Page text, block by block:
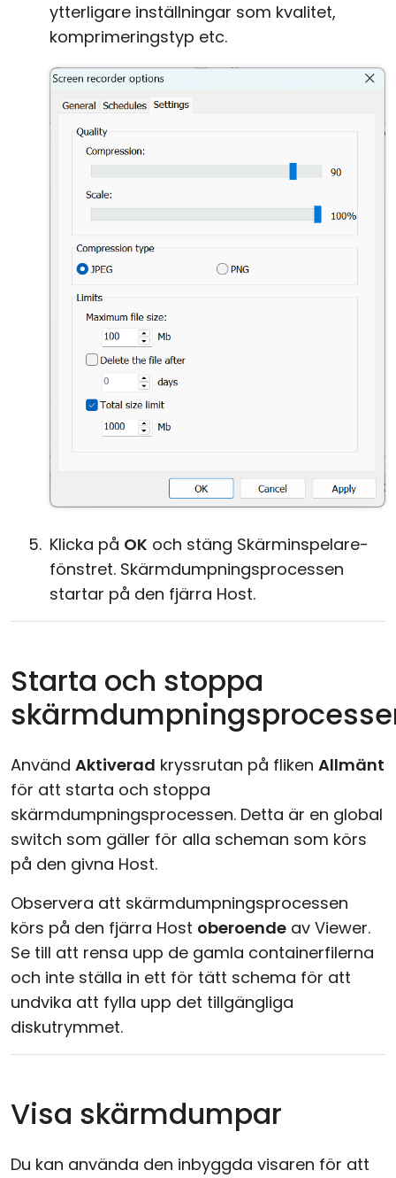
ytterligare inställningar som kvalitet,
komprimeringstyp etc.
Klicka på OK och stäng Skärminspelare-
fönstret. Skärmdumpningsprocessen
startar på den fjärra Host.
Starta och stoppa
Använd Aktiverad kryssrutan på fliken Allmänt
för att starta och stoppa
skärmdumpningsprocessen. Detta är en global
switch som gäller för alla scheman som körs
på den givna Host.
Observera att skärmdumpningsprocessen
körs på den fjärra Host oberoende av Viewer.
Se till att rensa upp de gamla containerfilerna
och inte ställa in ett för tätt schema för att
undvika att fylla upp det tillgängliga
diskutrymmet.
Visa skärmdumpar
Du kan använda den inbyggda visaren för att